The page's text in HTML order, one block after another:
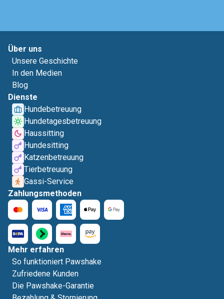
Über uns
Unsere Geschichte
In den Medien
Blog
Dienste
Hundebetreuung
Hundetagesbetreuung
Haussitting
Hundesitting
Katzenbetreuung
Tierbetreuung
Gassi-Service
Zahlungsmethoden
Mehr erfahren
So funktioniert Pawshake
Zufriedene Kunden
Die Pawshake-Garantie